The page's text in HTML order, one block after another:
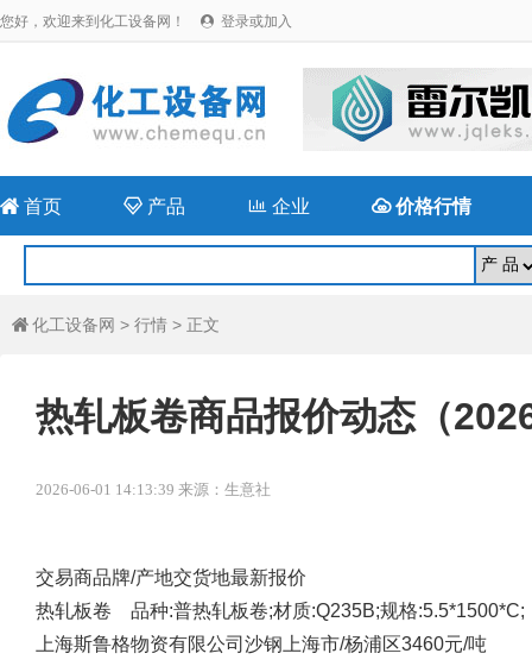
您好，欢迎来到化工设备网！  登录或加入
 首页  产品 企业 价格行情
 化工设备网 > 行情 > 正文
热轧板卷商品报价动态（
2026-06-01 14:13:39 来源：生意社
交易商品牌/产地交货地最新报价
热轧板卷 品种:普热轧板卷;材质:Q235B;规格:5.5*1500*C;
上海斯鲁格物资有限公司 沙钢 上海市/杨浦区3460元/吨